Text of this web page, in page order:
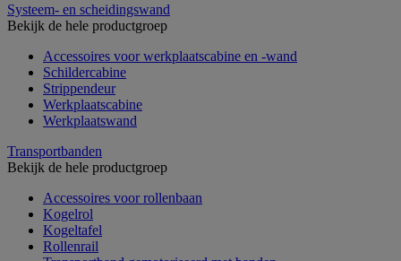
Systeem- en scheidingswand
Bekijk de hele productgroep
Accessoires voor werkplaatscabine en -wand
Schildercabine
Strippendeur
Werkplaatscabine
Werkplaatswand
Transportbanden
Bekijk de hele productgroep
Accessoires voor rollenbaan
Kogelrol
Kogeltafel
Rollenrail